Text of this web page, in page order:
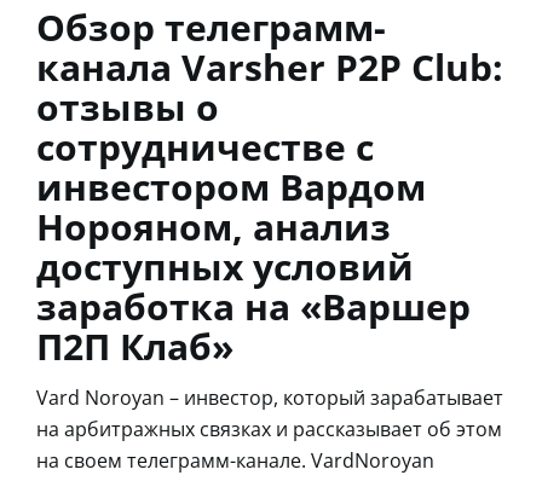
Обзор телеграмм-
канала Varsher P2P Club:
отзывы о
сотрудничестве с
инвестором Вардом
Норояном, анализ
доступных условий
заработка на «Варшер
П2П Клаб»
Vard Noroyan – инвестор, который зарабатывает
на арбитражных связках и рассказывает об этом
на своем телеграмм-канале. VardNoroyan